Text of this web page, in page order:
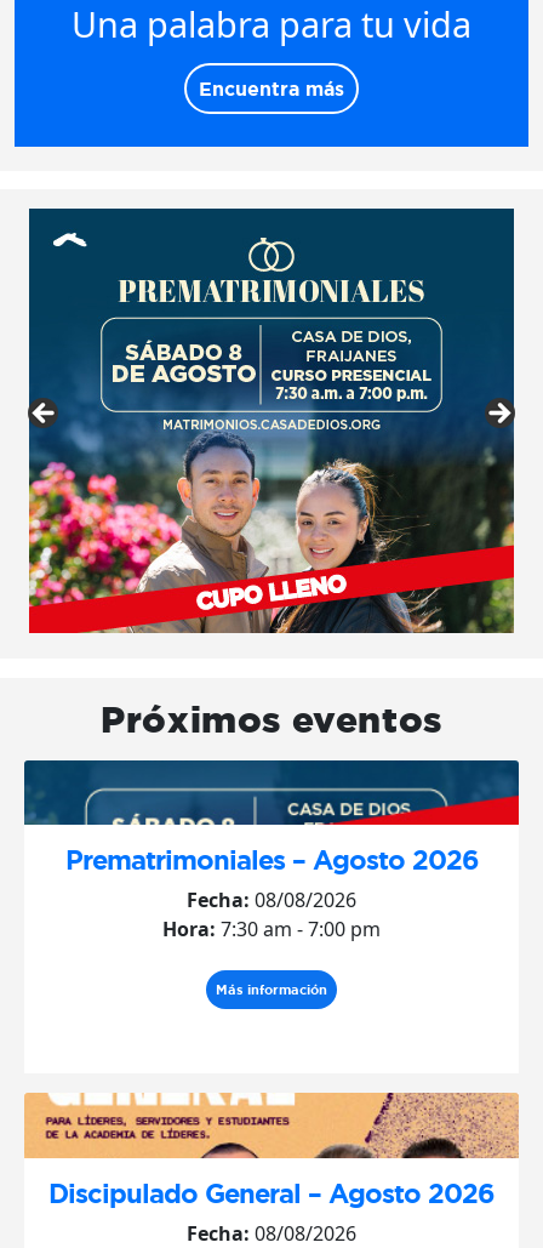
Una palabra para tu vida
Encuentra más
Próximos eventos
Prematrimoniales – Agosto 2026
Fecha: 08/08/2026
Hora: 7:30 am - 7:00 pm
Más información
Discipulado General – Agosto 2026
Fecha: 08/08/2026